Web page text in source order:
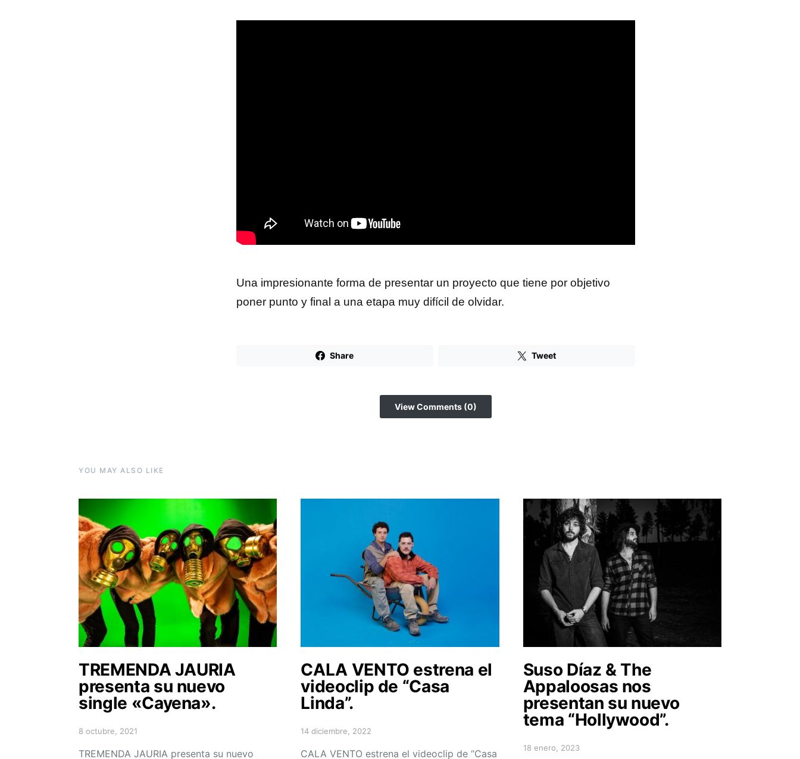
Una impresionante forma de presentar un proyecto que tiene por objetivo
poner punto y final a una etapa muy difícil de olvidar.
Share Tweet
View Comments (0)
YOU MAY ALSO LIKE
TREMENDA JAURIA
presenta su nuevo
single «Cayena».
Posted on
8 octubre, 2021
TREMENDA JAURIA presenta su nuevo
CALA VENTO estrena el
videoclip de “Casa
Linda”.
Posted on
14 diciembre, 2022
CALA VENTO estrena el videoclip de “Casa
Suso Díaz & The
Appaloosas nos
presentan su nuevo
tema “Hollywood”.
Posted on
18 enero, 2023